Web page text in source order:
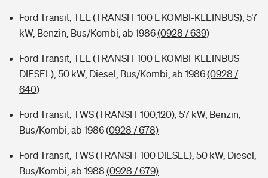
Ford Transit, TEL (TRANSIT 100 L KOMBI-KLEINBUS), 57
kW, Benzin, Bus/Kombi, ab 1986(0928 / 639)
Ford Transit, TEL (TRANSIT 100 L KOMBI-KLEINBUS
DIESEL), 50 kW, Diesel, Bus/Kombi, ab 1986(0928 /
640)
Ford Transit, TWS (TRANSIT 100,120), 57 kW, Benzin,
Bus/Kombi, ab 1986(0928 / 678)
Ford Transit, TWS (TRANSIT 100 DIESEL), 50 kW, Diesel,
Bus/Kombi, ab 1988 (0928 / 679)